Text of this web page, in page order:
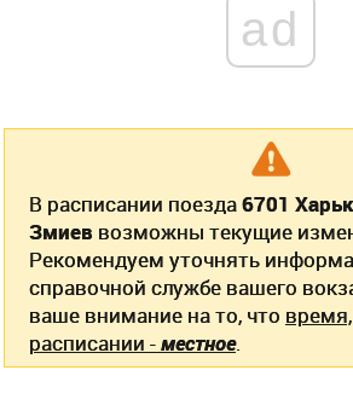
ad
В расписании поезда6701
Змиев возможны текущие
Рекомендуем уточнять
справочной службе вашего
ваше внимание на то, что
расписании -местное.